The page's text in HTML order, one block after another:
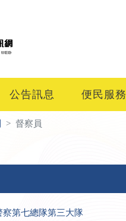
公告訊息 便民服務
督察員
第七總隊第三大隊